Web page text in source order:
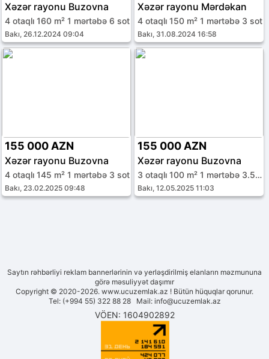
Xəzər rayonu Buzovna
4 otaqlı 160 m² 1 mərtəbə 6 sot
Bakı, 26.12.2024 09:04
Xəzər rayonu Mərdəkan
4 otaqlı 150 m² 1 mərtəbə 3 sot
Bakı, 31.08.2024 16:58
155 000 AZN
Xəzər rayonu Buzovna
4 otaqlı 145 m² 1 mərtəbə 3 sot
Bakı, 23.02.2025 09:48
155 000 AZN
Xəzər rayonu Buzovna
3 otaqlı 100 m² 1 mərtəbə 3.5 sot
Bakı, 12.05.2025 11:03
Saytın rəhbərliyi reklam bannerlərinin və yerləşdirilmiş elanların məzmununa
görə məsuliyyət daşımır
Copyright © 2020-2026. www.ucuzemlak.az ! Bütün hüquqlar qorunur.
Tel: (+994 55) 322 88 28 Mail: info@ucuzemlak.az
VÖEN: 1604902892